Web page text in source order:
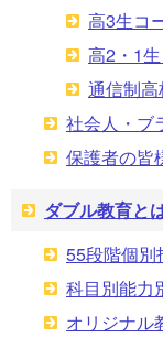
高3生コ
高2・1
通信制
社会人・ブ
保護者の皆
ダブル教育と
55段階個別
科目別能力
オリジナル